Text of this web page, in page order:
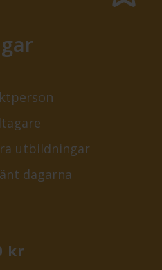
utbildningar
dagarna
kr